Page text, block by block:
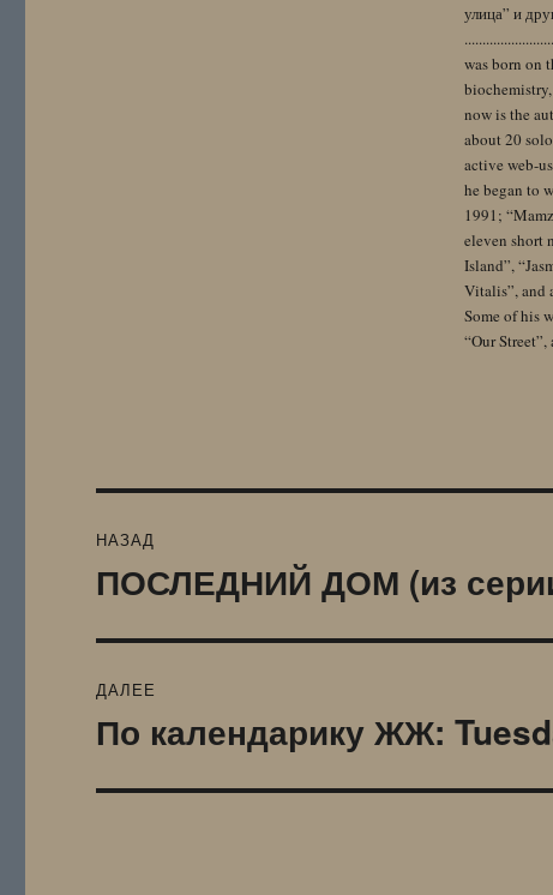
улица” и
was born on
now is the
about 20
active web-
he began to
1991;
eleven short
Island”,
Vitalis”, and
Some of his
“Our Street”,
по
НАЗАД
Предыдущая
ПОСЛЕДНИЙ ДОМ (из
ДАЛЕЕ
Следующая
По календарику ЖЖ: